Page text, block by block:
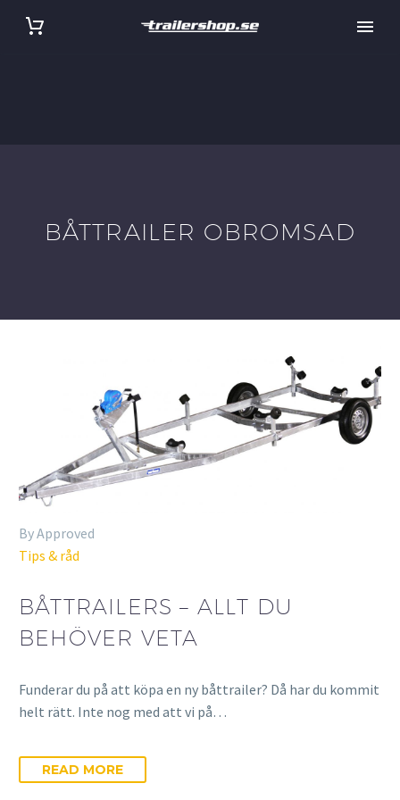
BÅTTRAILER OBROMSAD
By Approved
Tips & råd
BÅTTRAILERS – ALLT DU
BEHÖVER VETA
Funderar du på att köpa en ny båttrailer? Då har du kommit
helt rätt. Inte nog med att vi på…
READ MORE